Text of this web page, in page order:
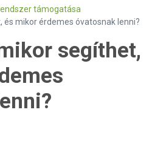
támogatása
és mikor érdemes óvatosnak lenni?
segíthet,